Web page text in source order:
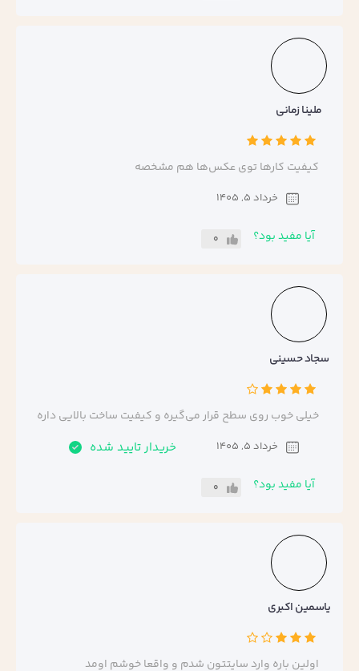
ملینا زمانی
کیفیت کارها توی عکس‌ها هم مشخصه
خرداد 5, 1405
آیا مفید بود؟ 0
سجاد حسینی
خیلی خوب روی سطح قرار می‌گیره و کیفیت ساخت بالایی داره
خرداد 5, 1405 خریدار تایید شده
آیا مفید بود؟ 0
یاسمین اکبری
اولین باره وارد سایتتون شدم و واقعا خوشم اومد